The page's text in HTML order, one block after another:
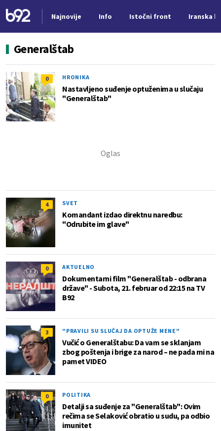
Najnovije Info Istočni front Iranska
Generalštab
0 HRONIKA
Nastavljeno suđenje optuženima u slučaju
"Generalštab"
4 SVET
Komandant izdao direktnu naredbu:
"Odrubite im glave"
0 AKTUELNO
Dokumentarni film "Generalštab - odbrana
države" - Subota, 21. februar od 22:15 na TV
B92
3 "PRAVILI SU SLUČAJ DA OPTUŽE MENE"
Vučić o Generalštabu: Da vam se sklanjam
zbog poštenja i brige za narod – ne pada mi na
pamet VIDEO
0 POLITIKA
Detalji sa suđenje za "Generalštab": Ovim
rečima se Selaković obratio u sudu, pa odbio
imunitet